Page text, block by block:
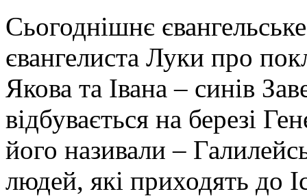
Сьогоднішнє
євангелиста Луки про
Якова та Івана – синів
відбувається на березі
його називали –
людей, які приходять до